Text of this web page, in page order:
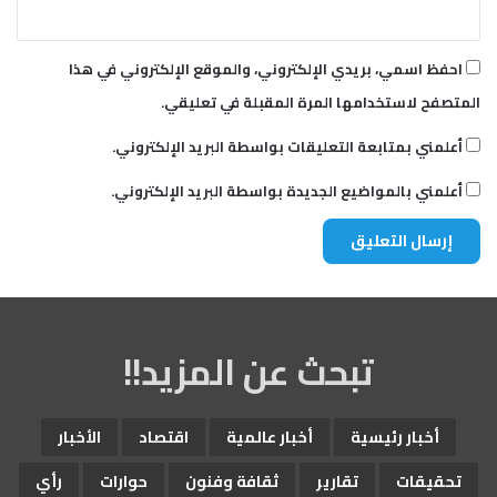
احفظ اسمي، بريدي الإلكتروني، والموقع الإلكتروني في هذا
المتصفح لاستخدامها المرة المقبلة في تعليقي.
أعلمني بمتابعة التعليقات بواسطة البريد الإلكتروني.
أعلمني بالمواضيع الجديدة بواسطة البريد الإلكتروني.
تبحث عن المزيد!!
أخبار رئيسية أخبار عالمية اقتصاد
الأخبار
تحقيقات
تقارير ثقافة وفنون حوارات رأي